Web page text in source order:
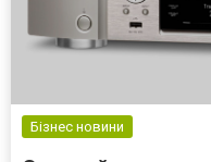
Бізнес новини